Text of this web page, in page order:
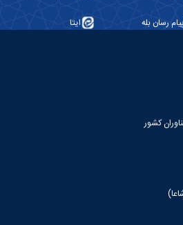
پیام رسان بله ایتا
کشور